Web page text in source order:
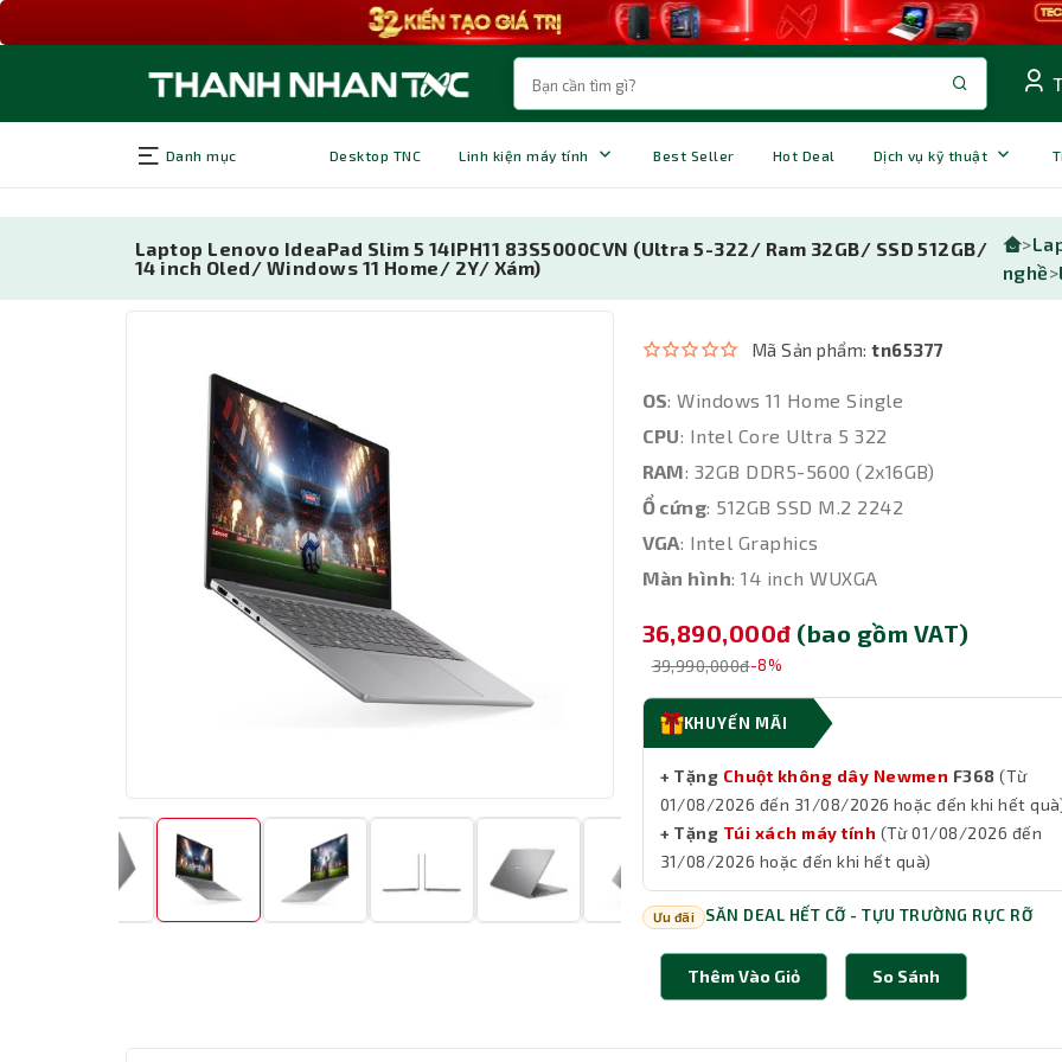
Danh mục Desktop TNC Linh kiện máy tính Best Seller Hot Deal Dịch vụ kỹ thuật
Laptop Lenovo IdeaPad Slim 5 14IPH11 83S5000CVN (Ultra 5-322/ Ram 32GB/ SSD 512GB/
14 inch Oled/ Windows 11 Home/ 2Y/ Xám)
>
nghề>
Mã Sản phẩm:tn65377
OS: Windows 11 Home Single
CPU: Intel Core Ultra 5 322
RAM: 32GB DDR5-5600 (2x16GB)
Ổ cứng: 512GB SSD M.2 2242
VGA: Intel Graphics
Màn hình: 14 inch WUXGA
36,890,000đ (bao gồm VAT)
39,990,000đ-8%
KHUYẾN MÃI
+ Tặng Chuột không dây Newmen F368 (Từ
01/08/2026 đến 31/08/2026 hoặc đến khi hết
+ Tặng Túi xách máy tính (Từ 01/08/2026 đến
31/08/2026 hoặc đến khi hết quà)
Ưu đãi SĂN DEAL HẾT CỠ - TỰU TRƯỜNG RỰC RỠ
Thêm Vào Giỏ So Sánh